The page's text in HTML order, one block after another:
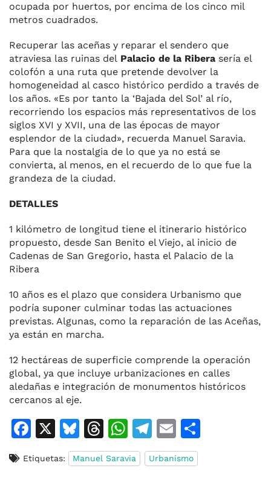
ocupada por huertos, por encima de los cinco mil
metros cuadrados.
Recuperar las aceñas y reparar el sendero que
atraviesa las ruinas del Palacio de la Ribera sería el
colofón a una ruta que pretende devolver la
homogeneidad al casco histórico perdido a través de
los años. «Es por tanto la ‘Bajada del Sol’ al río,
recorriendo los espacios más representativos de los
siglos XVI y XVII, una de las épocas de mayor
esplendor de la ciudad», recuerda Manuel Saravia.
Para que la nostalgia de lo que ya no está se
convierta, al menos, en el recuerdo de lo que fue la
grandeza de la ciudad.
DETALLES
1 kilómetro de longitud tiene el itinerario histórico
propuesto, desde San Benito el Viejo, al inicio de
Cadenas de San Gregorio, hasta el Palacio de la
Ribera
10 años es el plazo que considera Urbanismo que
podría suponer culminar todas las actuaciones
previstas. Algunas, como la reparación de las Aceñas,
ya están en marcha.
12 hectáreas de superficie comprende la operación
global, ya que incluye urbanizaciones en calles
aledañas e integración de monumentos históricos
cercanos al eje.
F
c
X
Bl
u
e
T
h
re
W
h
at
T
el
e
E
m
ai
Etiquetas: Manuel Saravia Urbanismo